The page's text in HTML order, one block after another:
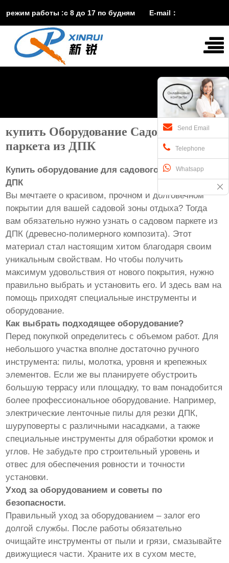
режим работы :с 8 до 17 по будням E-mail：
vira@xinruisuji.comWhatsApp： 
купить Оборудование Садового
паркета из ДПК
Купить оборудование для садового паркета из
ДПК
Вы мечтаете о красивом, прочном и долговечном
покрытии для вашей садовой зоны отдыха? Тогда
вам обязательно нужно узнать о садовом паркете из
ДПК (древесно-полимерного композита). Этот
материал стал настоящим хитом благодаря своим
уникальным свойствам. Но чтобы получить
максимум удовольствия от нового покрытия, нужно
правильно выбрать и установить его. И здесь вам на
помощь приходят специальные инструменты и
оборудование.
Как выбрать подходящее оборудование?
Перед покупкой определитесь с объемом работ. Для
небольшого участка вполне достаточно ручного
инструмента: пилы, молотка, уровня и крепежных
элементов. Если же вы планируете обустроить
большую террасу или площадку, то вам понадобится
более профессиональное оборудование. Например,
электрические ленточные пилы для резки ДПК,
шуруповерты с различными насадками, а также
специальные инструменты для обработки кромок и
углов. Не забудьте про строительный уровень и
отвес для обеспечения ровности и точности
установки.
Уход за оборудованием и советы по
безопасности.
Правильный уход за оборудованием – залог его
долгой службы. После работы обязательно
очищайте инструменты от пыли и грязи, смазывайте
движущиеся части. Храните их в сухом месте,
Send Email
Telephone
Whatsapp